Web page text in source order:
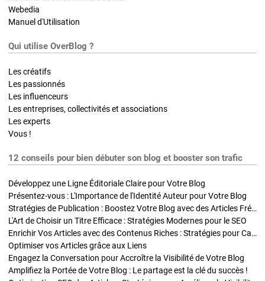
Webedia
Manuel d'Utilisation
Qui utilise OverBlog ?
Les créatifs
Les passionnés
Les influenceurs
Les entreprises, collectivités et associations
Les experts
Vous !
12 conseils pour bien débuter son blog et booster son trafic
Développez une Ligne Éditoriale Claire pour Votre Blog
Présentez-vous : L'Importance de l'Identité Auteur pour Votre Blog
Stratégies de Publication : Boostez Votre Blog avec des Articles Fréquents et Exclusifs
L'Art de Choisir un Titre Efficace : Stratégies Modernes pour le SEO
Enrichir Vos Articles avec des Contenus Riches : Stratégies pour Captiver et Optimiser
Optimiser vos Articles grâce aux Liens
Engagez la Conversation pour Accroître la Visibilité de Votre Blog
Amplifiez la Portée de Votre Blog : Le partage est la clé du succès !